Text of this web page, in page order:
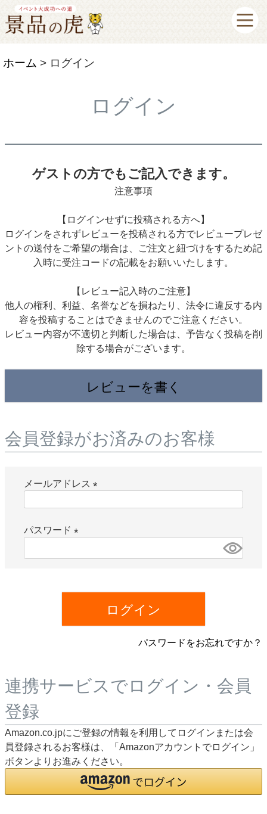
ホーム ログイン
ログイン
ゲストの方でもご記入できます。
注意事項
【ログインせずに投稿される方へ】
ログインをされずレビューを投稿される方でレビュープレゼ
ントの送付をご希望の場合は、ご注文と紐づけをするため記
入時に受注コードの記載をお願いいたします。
【レビュー記入時のご注意】
他人の権利、利益、名誉などを損ねたり、法令に違反する内
容を投稿することはできませんのでご注意ください。
レビュー内容が不適切と判断した場合は、予告なく投稿を削
除する場合がございます。
レビューを書く
会員登録がお済みのお客様
メールアドレス
パスワード
)
ログイン
パスワードをお忘れですか？
連携サービスでログイン・会員
登録
Amazon.co.jpにご登録の情報を利用してログインまたは会
員登録されるお客様は、「Amazonアカウントでログイン」
ボタンよりお進みください。